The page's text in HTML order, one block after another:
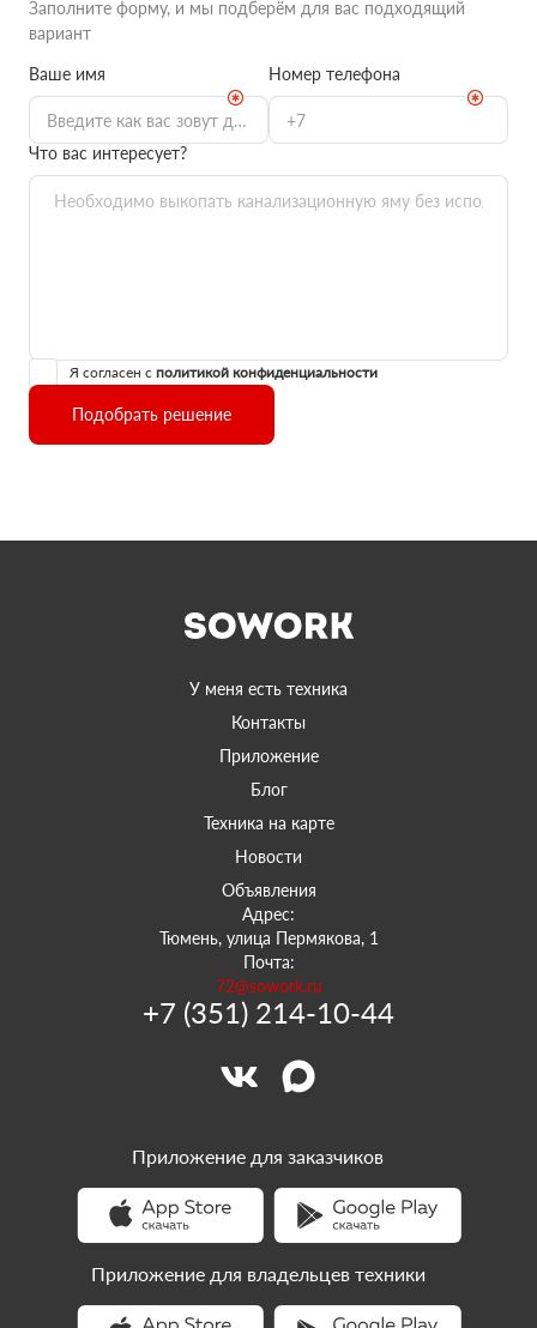
Заполните форму, и мы подберём для вас подходящий
вариант
Ваше имя
Номер телефона
Что вас интересует?
Я согласен с политикой конфиденциальности
Подобрать решение
У меня есть техника
Контакты
Приложение
Блог
Техника на карте
Новости
Объявления
Адрес:
Тюмень, улица Пермякова, 1
Почта:
72@sowork.ru
+7 (351) 214-10-44
Приложение для заказчиков
Приложение для владельцев техники